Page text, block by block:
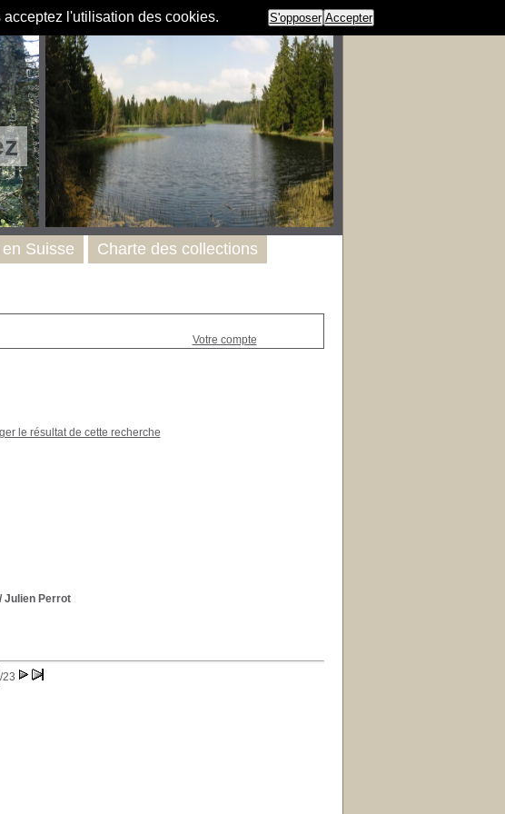
l'utilisation des cookies. S'opposer Accepter
Votre compte
le résultat de cette recherche
Julien Perrot
/23
Suisse Charte des collections